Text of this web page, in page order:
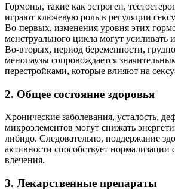
Гормоны, такие как эстроген,
играют ключевую роль в регуляции
Во-первых, изменения уровня этих
менструального цикла могут усиливать
Во-вторых, период беременности,
менопаузы сопровождается
перестройками, которые влияют на
2. Общее состояние здоровья
Хронические заболевания, усталость,
микроэлементов могут снижать
либидо. Следовательно, поддержание
активности способствует нормализации
влечения.
3. Лекарственные препараты